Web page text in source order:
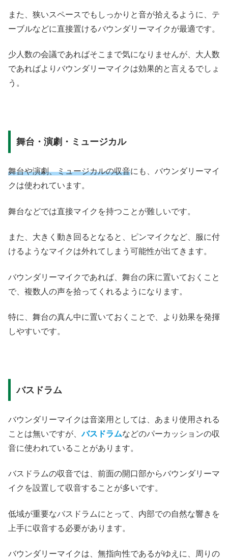
また、狭いスペースでもしっかりと音が拾えるように、テ
ーブルなどに直接置けるバウンダリーマイクが最適です。
少人数の会議であればそこまで気になりませんが、大人数
であればよりバウンダリーマイクは効果的と言えるでしょ
う。
舞台・演劇・ミュージカル
舞台や演劇、ミュージカルの収音にも、バウンダリーマイ
クは使われています。
舞台などでは直接マイクを持つことが難しいです。
また、大きく動き回るとなると、ピンマイクなど、服に付
けるようなマイクは外れてしまう可能性が出てきます。
バウンダリーマイクであれば、舞台の床に置いておくこと
で、複数人の声を拾ってくれるようになります。
特に、舞台の真ん中に置いておくことで、より効果を発揮
しやすいです。
バスドラム
バウンダリーマイクは音楽用としては、あまり使用される
ことは無いですが、バスドラムなどのパーカッションの収
音に使われていることがあります。
バスドラムの収音では、前面の開口部からバウンダリーマ
イクを設置して収音することが多いです。
低域が重要なバスドラムにとって、内部での自然な響きを
上手に収音する必要があります。
バウンダリーマイクは、無指向性であるがゆえに、周りの